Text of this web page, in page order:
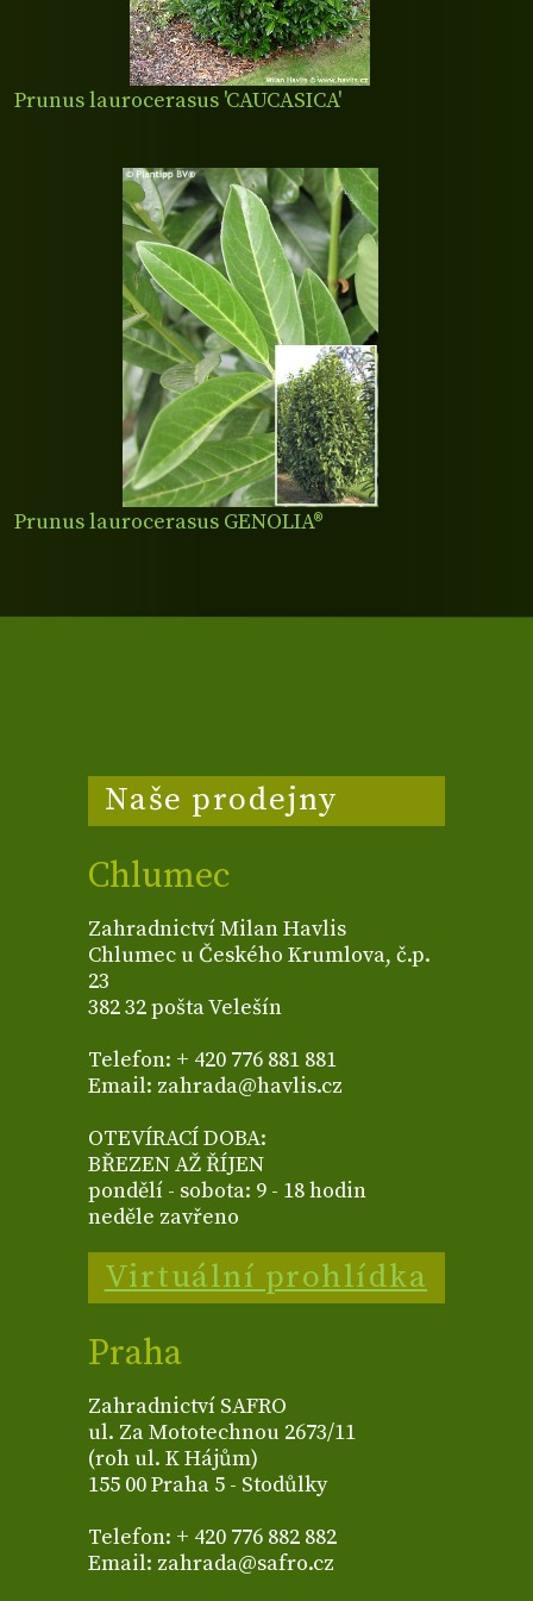
Prunus laurocerasus 'CAUCASICA'
Prunus laurocerasus GENOLIA®
Naše prodejny
Chlumec
Zahradnictví Milan Havlis
Chlumec u Českého Krumlova, č.p.
23
382 32 pošta Velešín
Telefon: + 420 776 881 881
Email: zahrada@havlis.cz
OTEVÍRACÍ DOBA:
BŘEZEN AŽ ŘÍJEN
pondělí - sobota: 9 - 18 hodin
neděle zavřeno
Virtuální prohlídka
Praha
Zahradnictví SAFRO
ul. Za Mototechnou 2673/11
(roh ul. K Hájům)
155 00 Praha 5 - Stodůlky
Telefon: + 420 776 882 882
Email: zahrada@safro.cz